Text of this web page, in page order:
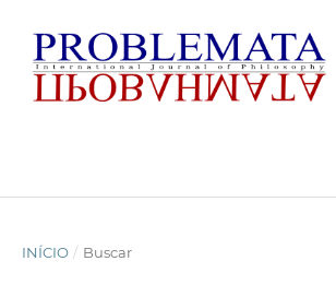
INÍCIO / Buscar